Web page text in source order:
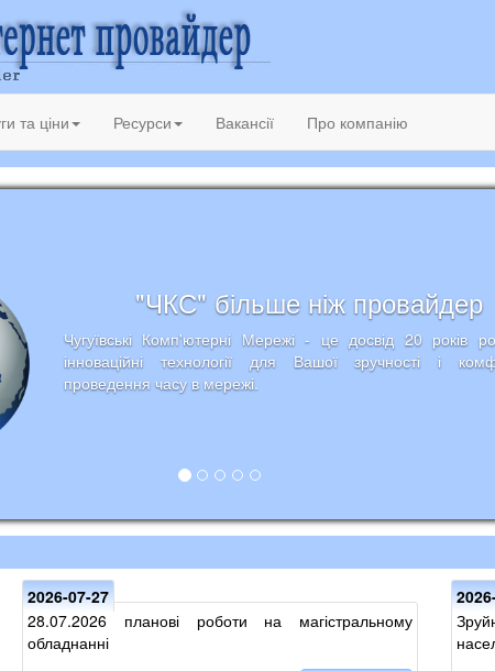
та ціни Ресурси Вакансії Про компанію
"ЧКС" більше ніж провайдер
Чугуївські Комп'ютерні Мережі - це досвід 20 років
інноваційні технології для Вашої зручності і
проведення часу в мережі.
2026-07-27
28.07.2026 планові роботи на магістральному
обладнанні